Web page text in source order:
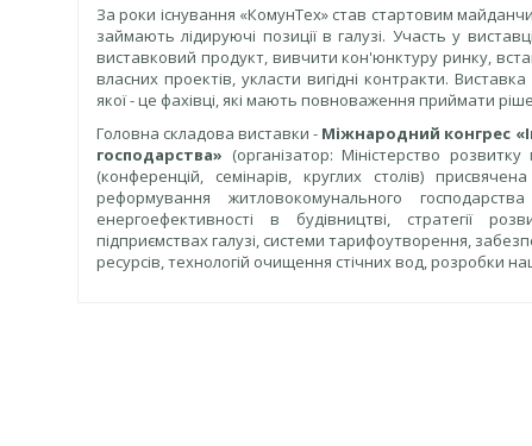
За роки існування «КомунТех» став стартовим
займають лідируючі позиції в галузі. Участь у
виставковий продукт, вивчити кон'юнктуру ринку,
власних проектів, укласти вигідні контракти.
якої - це фахівці, які мають повноваження приймати
Головна складова виставки - Міжнародний конгрес
господарства» (організатор: Міністерствo
(конференцій, семінарів, круглих столів)
реформування житловокомунального
енергоефективності в будівництві, стратегії
підприємствах галузі, системи тарифоутворення,
ресурсів, технологій очищення стічних вод, розробки